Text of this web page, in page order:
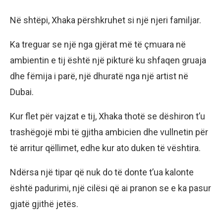
Në shtëpi, Xhaka përshkruhet si një njeri familjar.
Ka treguar se një nga gjërat më të çmuara në
ambientin e tij është një pikturë ku shfaqen gruaja
dhe fëmija i parë, një dhuratë nga një artist në
Dubai.
Kur flet për vajzat e tij, Xhaka thotë se dëshiron t’u
trashëgojë mbi të gjitha ambicien dhe vullnetin për
të arritur qëllimet, edhe kur ato duken të vështira.
Ndërsa një tipar që nuk do të donte t’ua kalonte
është padurimi, një cilësi që ai pranon se e ka pasur
gjatë gjithë jetës.